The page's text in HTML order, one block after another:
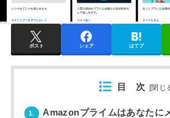
ポスト シェア はてブ
目 次 [閉じ
1.
Amazonプライムはあなたに